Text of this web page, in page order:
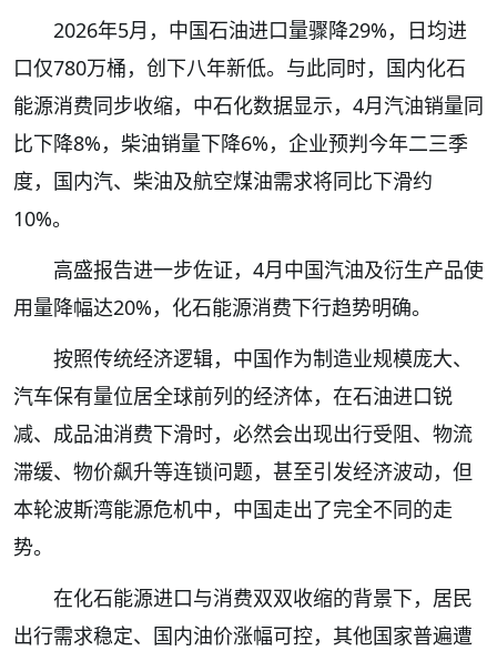
2026年5月，中国石油进口量骤降29%，日均进
口仅780万桶，创下八年新低。与此同时，国内化石
能源消费同步收缩，中石化数据显示，4月汽油销量同
比下降8%，柴油销量下降6%，企业预判今年二三季
度，国内汽、柴油及航空煤油需求将同比下滑约
10%。
高盛报告进一步佐证，4月中国汽油及衍生产品使
用量降幅达20%，化石能源消费下行趋势明确。
按照传统经济逻辑，中国作为制造业规模庞大、
汽车保有量位居全球前列的经济体，在石油进口锐
减、成品油消费下滑时，必然会出现出行受阻、物流
滞缓、物价飙升等连锁问题，甚至引发经济波动，但
本轮波斯湾能源危机中，中国走出了完全不同的走
势。
在化石能源进口与消费双双收缩的背景下，居民
出行需求稳定、国内油价涨幅可控，其他国家普遍遭